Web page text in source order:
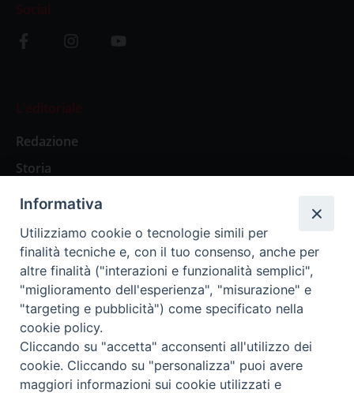
Social
L’editoriale
Redazione
Storia
Abbonamenti
Abbonamento Annuale Digitale
Abbonamento Annuale Cartaceo
Abbonamento Singola Copia Digitale
Informativa
Utilizziamo cookie o tecnologie simili per
finalità tecniche e, con il tuo consenso, anche per
altre finalità ("interazioni e funzionalità semplici",
"miglioramento dell'esperienza", "misurazione" e
"targeting e pubblicità") come specificato nella
cookie policy.
Cliccando su "accetta" acconsenti all'utilizzo dei
cookie. Cliccando su "personalizza" puoi avere
maggiori informazioni sui cookie utilizzati e